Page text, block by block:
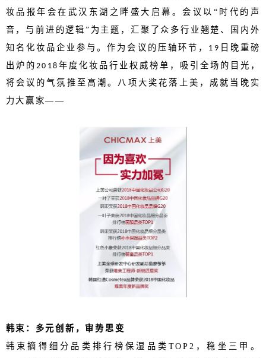
妆品报年会在武汉东湖之畔盛大启幕。会议以“时代的声
音，与前进的逻辑”为主题，汇聚了众多行业翘楚、国内外
知名化妆品企业参与。作为会议的压轴环节，
19 日晚重磅
出炉的 2018 年度化妆品行业权威榜单，吸引全场的目光，
将会议的气氛推至高潮。八项大奖花落上美，成就当晚实
力大赢家——
韩束：多元创新，审势思变
韩束摘得细分品类排行榜保湿品类TOP2 ，稳坐三甲。